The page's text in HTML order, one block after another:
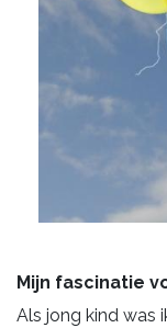
Mijn fascinatie
Als jong kind was